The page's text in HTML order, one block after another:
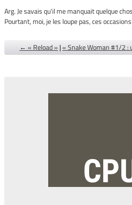
Arg. Je savais qu'il me manquait quelque
Pourtant, moi, je les loupe pas, ces
← « Reload » |« Snake Woman #1/2